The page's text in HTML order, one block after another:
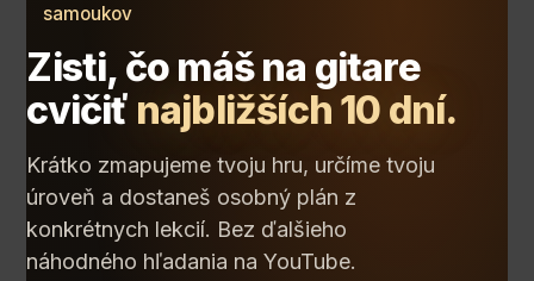
samoukov
Zisti, čo máš na gitare
cvičiť najbližších 10 dní.
Krátko zmapujeme tvoju hru, určíme tvoju
úroveň a dostaneš osobný plán z
konkrétnych lekcií. Bez ďalšieho
náhodného hľadania na YouTube.